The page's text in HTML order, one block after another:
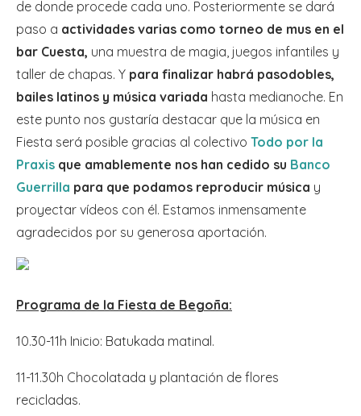
de donde procede cada uno. Posteriormente se dará
paso a actividades varias como torneo de mus en el
bar Cuesta, una muestra de magia, juegos infantiles y
taller de chapas. Y para finalizar habrá pasodobles,
bailes latinos y música variada hasta medianoche. En
este punto nos gustaría destacar que la música en
Fiesta será posible gracias al colectivo Todo por la
Praxis que amablemente nos han cedido su Banco
Guerrilla para que podamos reproducir música y
proyectar vídeos con él. Estamos inmensamente
agradecidos por su generosa aportación.
Programa de la Fiesta de Begoña:
10.30-11h Inicio: Batukada matinal.
11-11.30h Chocolatada y plantación de flores
recicladas.